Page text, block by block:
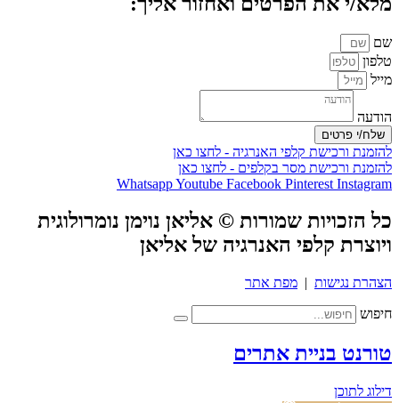
שם
טלפון
מייל
הודעה
שלח/י פרטים
להזמנת ורכישת קלפי האנרגיה - לחצו כאן
להזמנת ורכישת מסר בקלפים - לחצו כאן
WhatsappYoutube Facebook Pinterest Instagram
כל הזכויות שמורות © אליאן נוימן נומרולוגית
ויוצרת קלפי האנרגיה של אליאן
הצהרת נגישות | מפת אתר
חיפוש
טורנט בניית אתרים
דילוג לתוכן